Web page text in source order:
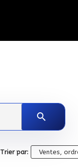
search
Trier par: Ventes,